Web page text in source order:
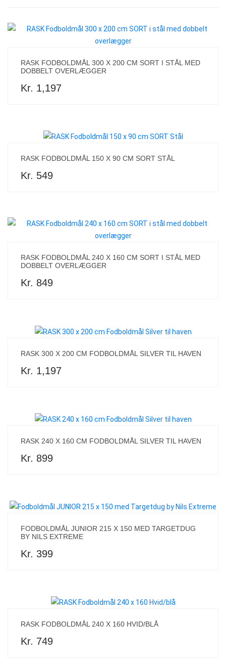
RASK FODBOLDMÅL 300 X 200 CM SORT I STÅL MED
DOBBELT OVERLÆGGER
Kr. 1,197
RASK FODBOLDMÅL 150 X 90 CM SORT STÅL
Kr. 549
RASK FODBOLDMÅL 240 X 160 CM SORT I STÅL MED
DOBBELT OVERLÆGGER
Kr. 849
RASK 300 X 200 CM FODBOLDMÅL SILVER TIL HAVEN
Kr. 1,197
RASK 240 X 160 CM FODBOLDMÅL SILVER TIL HAVEN
Kr. 899
FODBOLDMÅL JUNIOR 215 X 150 MED TARGETDUG
BY NILS EXTREME
Kr. 399
RASK FODBOLDMÅL 240 X 160 HVID/BLÅ
Kr. 749